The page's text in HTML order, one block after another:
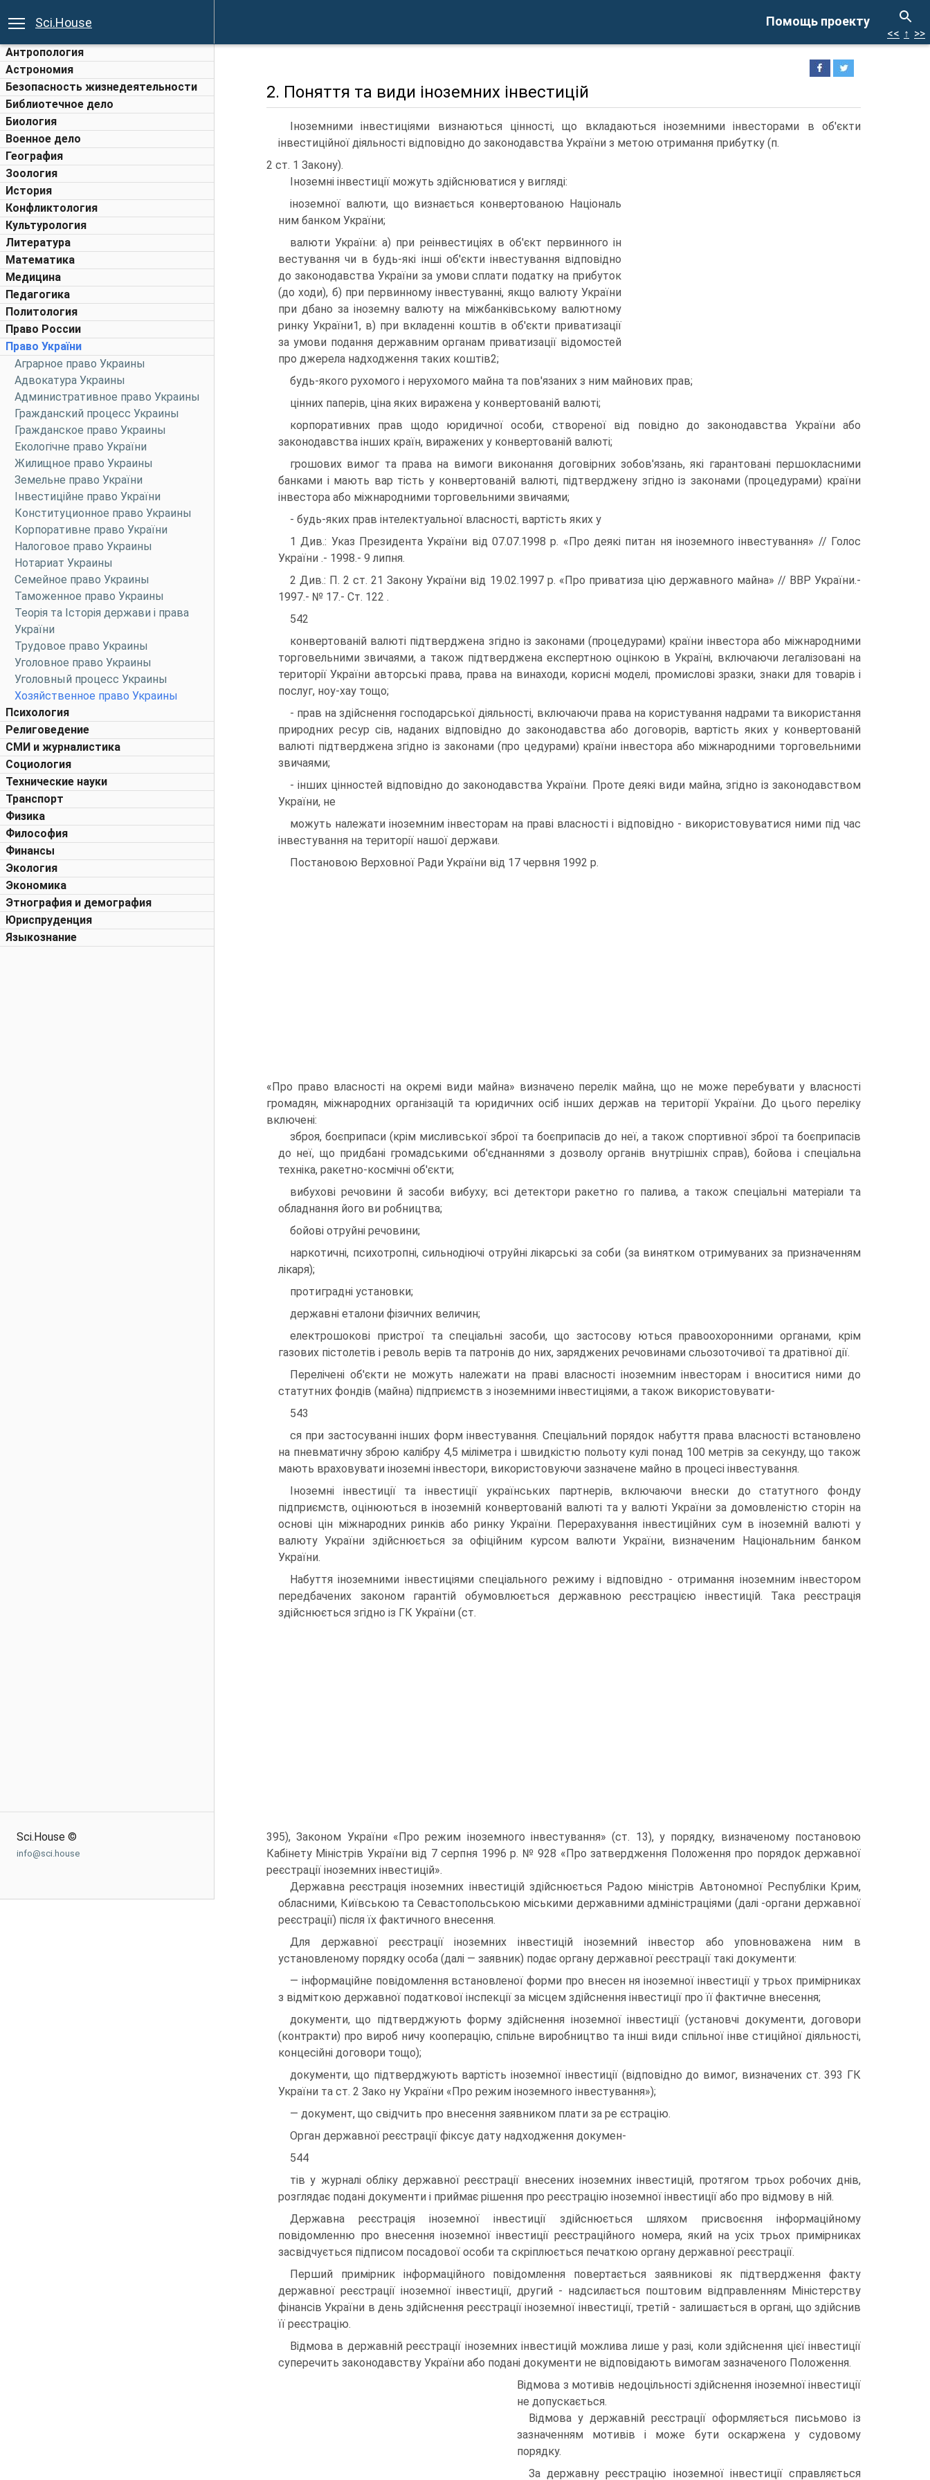
Помощь проекту
Sci.House
Антропология
Астрономия
Безопасность жизнедеятельности
Библиотечное дело
Биология
Военное дело
География
Зоология
История
Конфликтология
Культурология
Литература
Математика
Медицина
Педагогика
Политология
Право России
Право України
Аграрное право Украины
Адвокатура Украины
Административное право Украины
Гражданский процесс Украины
Гражданское право Украины
Екологічне право України
Жилищное право Украины
Земельне право України
Інвестиційне право України
Конституционное право Украины
Корпоративне право України
Налоговое право Украины
Нотариат Украины
Семейное право Украины
Таможенное право Украины
Теорія та Історія держави і права
України
Трудовое право Украины
Уголовное право Украины
Уголовный процесс Украины
Хозяйственное право Украины
Психология
Религоведение
СМИ и журналистика
Социология
Технические науки
Транспорт
Физика
Философия
Финансы
Экология
Экономика
Этнография и демография
Юриспруденция
Языкознание
Sci.House ©
info@sci.house
<< ↑ >>
2. Поняття та види іноземних інвестицій
Іноземними інвестиціями визнаються цінності, що вкладаються іноземними інвесторами в об'єкти
інвестиційної діяльності відповідно до законодавства України з метою отримання прибутку (п.
2 ст. 1 Закону).
Іноземні інвестиції можуть здійснюватися у вигляді:
іноземної валюти, що визнається конвертованою Національ
ним банком України;
валюти України: а) при реінвестиціях в об'єкт первинного ін
вестування чи в будь-які інші об'єкти інвестування відповідно
до законодавства України за умови сплати податку на прибуток
(до ходи), б) при первинному інвестуванні, якщо валюту України
при дбано за іноземну валюту на міжбанківському валютному
ринку України1, в) при вкладенні коштів в об'єкти приватизації
за умови подання державним органам приватизації відомостей
про джерела надходження таких коштів2;
будь-якого рухомого і нерухомого майна та пов'язаних з ним майнових прав;
цінних паперів, ціна яких виражена у конвертованій валюті;
корпоративних прав щодо юридичної особи, створеної від повідно до законодавства України або
законодавства інших країн, виражених у конвертованій валюті;
грошових вимог та права на вимоги виконання договірних зобов'язань, які гарантовані першокласними
банками і мають вар тість у конвертованій валюті, підтверджену згідно із законами (процедурами) країни
інвестора або міжнародними торговельними звичаями;
- будь-яких прав інтелектуальної власності, вартість яких у
1 Див.: Указ Президента України від 07.07.1998 р. «Про деякі питан ня іноземного інвестування» // Голос
України .- 1998.- 9 липня.
2 Див.: П. 2 ст. 21 Закону України від 19.02.1997 р. «Про приватиза цію державного майна» // ВВР України.-
1997.- № 17.- Ст. 122 .
542
конвертованій валюті підтверджена згідно із законами (процедурами) країни інвестора або міжнародними
торговельними звичаями, а також підтверджена експертною оцінкою в Україні, включаючи легалізовані на
території України авторські права, права на винаходи, корисні моделі, промислові зразки, знаки для товарів і
послуг, ноу-хау тощо;
- прав на здійснення господарської діяльності, включаючи права на користування надрами та використання
природних ресур сів, наданих відповідно до законодавства або договорів, вартість яких у конвертованій
валюті підтверджена згідно із законами (про цедурами) країни інвестора або міжнародними торговельними
звичаями;
- інших цінностей відповідно до законодавства України. Проте деякі види майна, згідно із законодавством
України, не
можуть належати іноземним інвесторам на праві власності і відповідно - використовуватися ними під час
інвестування на території нашої держави.
Постановою Верховної Ради України від 17 червня 1992 р.
«Про право власності на окремі види майна» визначено перелік майна, що не може перебувати у власності
громадян, міжнародних організацій та юридичних осіб інших держав на території України. До цього переліку
включені:
зброя, боєприпаси (крім мисливської зброї та боєприпасів до неї, а також спортивної зброї та боєприпасів
до неї, що придбані громадськими об'єднаннями з дозволу органів внутрішніх справ), бойова і спеціальна
техніка, ракетно-космічні об'єкти;
вибухові речовини й засоби вибуху; всі детектори ракетно го палива, а також спеціальні матеріали та
обладнання його ви робництва;
бойові отруйні речовини;
наркотичні, психотропні, сильнодіючі отруйні лікарські за соби (за винятком отримуваних за призначенням
лікаря);
протиградні установки;
державні еталони фізичних величин;
електрошокові пристрої та спеціальні засоби, що застосову ються правоохоронними органами, крім
газових пістолетів і револь верів та патронів до них, заряджених речовинами сльозоточивої та дратівної дії.
Перелічені об'єкти не можуть належати на праві власності іноземним інвесторам і вноситися ними до
статутних фондів (майна) підприємств з іноземними інвестиціями, а також використовувати-
543
ся при застосуванні інших форм інвестування. Спеціальний порядок набуття права власності встановлено
на пневматичну зброю калібру 4,5 міліметра і швидкістю польоту кулі понад 100 метрів за секунду, що також
мають враховувати іноземні інвестори, використовуючи зазначене майно в процесі інвестування.
Іноземні інвестиції та інвестиції українських партнерів, включаючи внески до статутного фонду
підприємств, оцінюються в іноземній конвертованій валюті та у валюті України за домовленістю сторін на
основі цін міжнародних ринків або ринку України. Перерахування інвестиційних сум в іноземній валюті у
валюту України здійснюється за офіційним курсом валюти України, визначеним Національним банком
України.
Набуття іноземними інвестиціями спеціального режиму і відповідно - отримання іноземним інвестором
передбачених законом гарантій обумовлюється державною реєстрацією інвестицій. Така реєстрація
здійснюється згідно із ГК України (ст.
395), Законом України «Про режим іноземного інвестування» (ст. 13), у порядку, визначеному постановою
Кабінету Міністрів України від 7 серпня 1996 р. № 928 «Про затвердження Положення про порядок державної
реєстрації іноземних інвестицій».
Державна реєстрація іноземних інвестицій здійснюється Радою міністрів Автономної Республіки Крим,
обласними, Київською та Севастопольською міськими державними адміністраціями (далі -органи державної
реєстрації) після їх фактичного внесення.
Для державної реєстрації іноземних інвестицій іноземний інвестор або уповноважена ним в
установленому порядку особа (далі — заявник) подає органу державної реєстрації такі документи:
— інформаційне повідомлення встановленої форми про внесен ня іноземної інвестиції у трьох примірниках
з відміткою державної податкової інспекції за місцем здійснення інвестиції про її фактичне внесення;
документи, що підтверджують форму здійснення іноземної інвестиції (установчі документи, договори
(контракти) про вироб ничу кооперацію, спільне виробництво та інші види спільної інве стиційної діяльності,
концесійні договори тощо);
документи, що підтверджують вартість іноземної інвестиції (відповідно до вимог, визначених ст. 393 ГК
України та ст. 2 Зако ну України «Про режим іноземного інвестування»);
— документ, що свідчить про внесення заявником плати за ре єстрацію.
Орган державної реєстрації фіксує дату надходження докумен-
544
тів у журналі обліку державної реєстрації внесених іноземних інвестицій, протягом трьох робочих днів,
розглядає подані документи і приймає рішення про реєстрацію іноземної інвестиції або про відмову в ній.
Державна реєстрація іноземної інвестиції здійснюється шляхом присвоєння інформаційному
повідомленню про внесення іноземної інвестиції реєстраційного номера, який на усіх трьох примірниках
засвідчується підписом посадової особи та скріплюється печаткою органу державної реєстрації.
Перший примірник інформаційного повідомлення повертається заявникові як підтвердження факту
державної реєстрації іноземної інвестиції, другий - надсилається поштовим відправленням Міністерству
фінансів України в день здійснення реєстрації іноземної інвестиції, третій - залишається в органі, що здійснив
її реєстрацію.
Відмова в державній реєстрації іноземних інвестицій можлива лише у разі, коли здійснення цієї інвестиції
суперечить законодавству України або подані документи не відповідають вимогам зазначеного Положення.
Відмова з мотивів недоцільності здійснення іноземної інвестиції
не допускається.
Відмова у державній реєстрації оформляється письмово із
зазначенням мотивів і може бути оскаржена у судовому
порядку.
За державну реєстрацію іноземної інвестиції справляється